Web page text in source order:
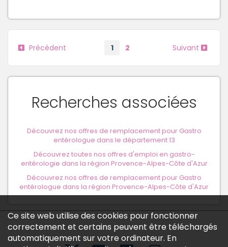
Précédent 1 2 Suivant
Recherches associées
Découvrez nos offres de remplacement pour Gastro
entérologue dans le département 13
Découvrez toutes nos offres d'emploi en gastro-
entérologie dans la région Provence-Alpes-Côte d'Azur
Découvrez nos offres de remplacement pour Gastro
entérologue dans la région Provence-Alpes-Côte d'Azur
Ce site web utilise des cookies pour fonctionner
correctement et certains peuvent être téléchargés
automatiquement sur votre ordinateur. En